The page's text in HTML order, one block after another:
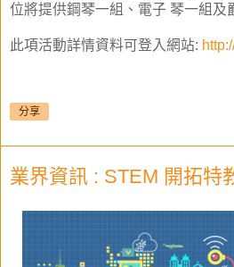
位將提供鋼琴一組、電子 琴一組及
此項活動詳情資料可登入網站:
分享
業界資訊 : STEM 開拓特